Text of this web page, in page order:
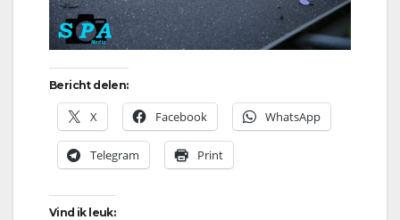
Bericht delen:
X Facebook WhatsApp
Telegram Print
Vind ik leuk: